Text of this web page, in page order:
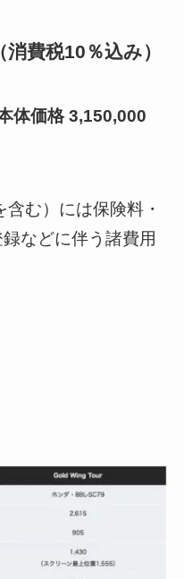
費税10％込み）
体価格 3,150,000
む）には保険料・
などに伴う諸費用